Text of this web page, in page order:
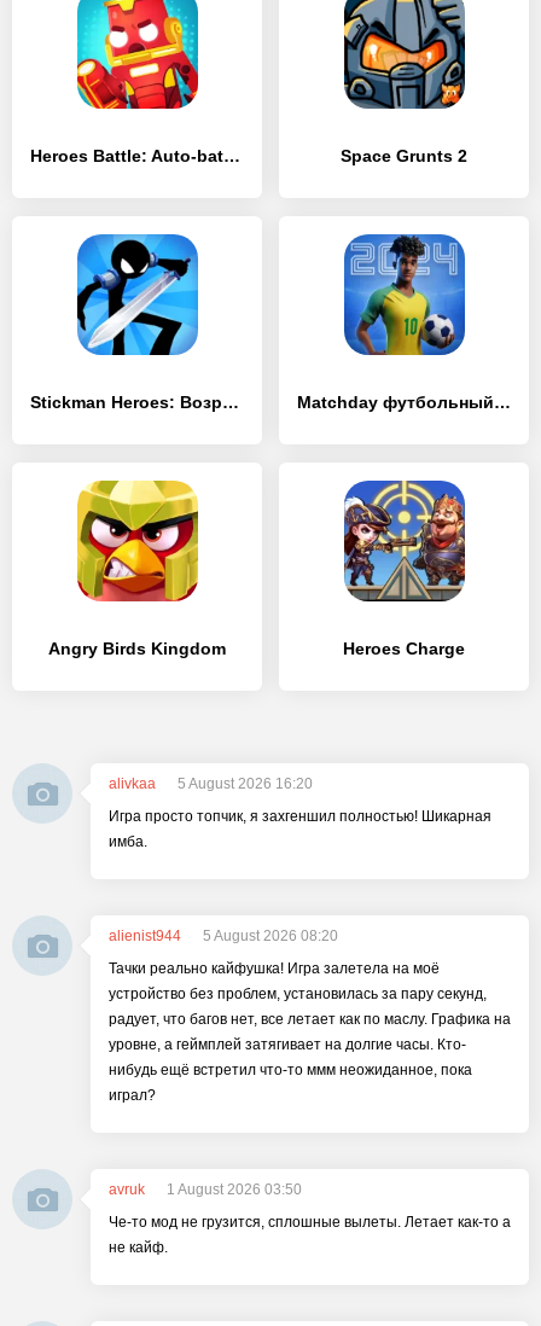
Heroes Battle: Auto-battler RPG Space Grunts 2
Stickman Heroes: Возраст монстров Matchday футбольный менеджер
Angry Birds Kingdom Heroes Charge
alivkaa
5 August 2026 16:20
Игра просто топчик, я захгеншил полностью! Шикарная
имба.
alienist944
5 August 2026 08:20
Тачки реально кайфушка! Игра залетела на моё
устройство без проблем, установилась за пару секунд,
радует, что багов нет, все летает как по маслу. Графика на
уровне, а геймплей затягивает на долгие часы. Кто-
нибудь ещё встретил что-то ммм неожиданное, пока
играл?
avruk
1 August 2026 03:50
Че-то мод не грузится, сплошные вылеты. Летает как-то а
не кайф.